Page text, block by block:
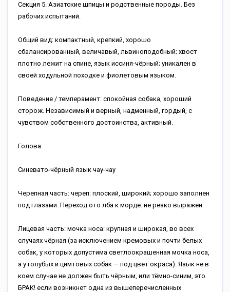
Секция 5. Азиатские шпицы и родственные породы. Без
рабочих испытаний.
Общий вид: компактный, крепкий, хорошо
сбалансированный, величавый, львиноподобный; хвост
плотно лежит на спине, язык иссиня-чёрный; уникален в
своей ходульной походке и фиолетовым языком.
Поведение / темперамент: спокойная собака, хороший
сторож. Независимый и верный, надменный, гордый, с
чувством собственного достоинства, активный.
Голова:
Синевато-чёрный язык чау-чау
Черепная часть: череп: плоский, широкий; хорошо заполнен
под глазами. Переход ото лба к морде: не резко выражен.
Лицевая часть: мочка носа: крупная и широкая, во всех
случаях чёрная (за исключением кремовых и почти белых
собак, у которых допустима светлоокрашенная мочка носа,
а у голубых и цимтовых собак — под цвет окраса). Язык не в
коем случае не должен быть чёрным, или тёмно-синим, это
БРАК! если возникнет одна из вышеперечисленных